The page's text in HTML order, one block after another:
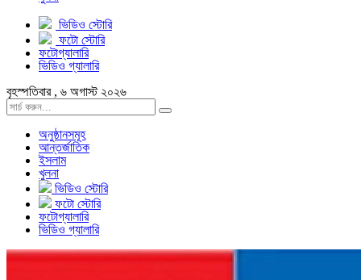
ভিডিও স্টোরি
ফটো স্টোরি
ফটোগ্যালারি
ভিডিও গ্যালারি
বৃহস্পতিবার , ৬ অগাস্ট ২০২৬
অনুষ্ঠানসমূহ
আন্তর্জাতিক
ইসলাম
খুলনা
ভিডিও স্টোরি
ফটো স্টোরি
ফটোগ্যালারি
ভিডিও গ্যালারি